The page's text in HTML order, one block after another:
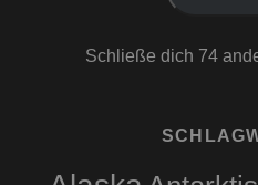
Schließe dich 74